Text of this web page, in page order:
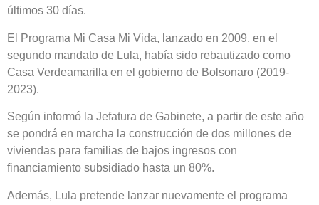
últimos 30 días.
El Programa Mi Casa Mi Vida, lanzado en 2009, en el
segundo mandato de Lula, había sido rebautizado como
Casa Verdeamarilla en el gobierno de Bolsonaro (2019-
2023).
Según informó la Jefatura de Gabinete, a partir de este año
se pondrá en marcha la construcción de dos millones de
viviendas para familias de bajos ingresos con
financiamiento subsidiado hasta un 80%.
Además, Lula pretende lanzar nuevamente el programa